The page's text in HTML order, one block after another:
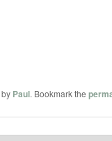
by Paul. Bookmark the